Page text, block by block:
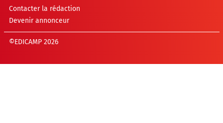
Contacter la rédaction
Devenir annonceur
©EDICAMP 2026